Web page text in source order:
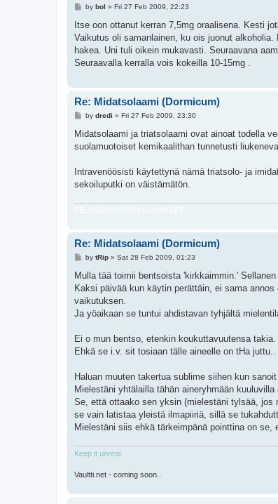
P
s
by bol » Fri 27 Feb 2009, 22:23
Itse oon ottanut kerran 7,5mg oraalisena. Kesti
Vaikutus oli samanlainen, ku ois juonut
hakea. Uni tuli oikein mukavasti. Seuraavana
Seuraavalla kerralla vois kokeilla 10-15mg .
Re: Midatsolaami (Dormicum)
P
s
by dredi » Fri 27 Feb 2009, 23:30
Midatsolaami ja triatsolaami ovat ainoat todella
suolamuotoiset kemikaalithan tunnetusti
Intravenöösisti käytettynä nämä triatsolo- ja
sekoiluputki on väistämätön.
Re: Midatsolaami (Dormicum)
P
s
by tRip» Sat 28 Feb 2009, 01:23
Mulla tää toimii bentsoista 'kirkkaimmin.'
Kaksi päivää kun käytin perättäin, ei sama
vaikutuksen.
Ja yöaikaan se tuntui ahdistavan tyhjältä
Ei o mun bentso, etenkin koukuttavuutensa takia.
Ehkä se i.v. sit tosiaan tälle aineelle on tHa juttu..
Haluan muuten takertua sublime siihen kun
Mielestäni yhtälailla tähän aineryhmään
Se, että ottaako sen yksin (mielestäni tylsää, jos
se vain latistaa yleistä ilmapiiriä, sillä se
Mielestäni siis ehkä tärkeimpänä pointtina on se,
Keep it unreal.
Vaultti.net - coming soon..